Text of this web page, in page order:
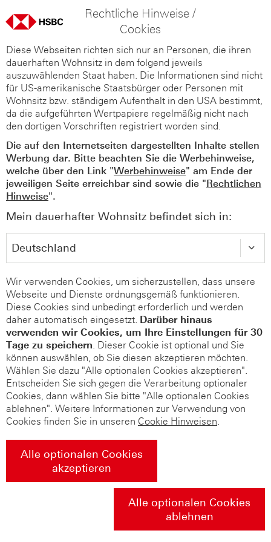
Rechtliche Hinweise /
Cookies
Diese Webseiten richten sich nur an Personen, die ihren
dauerhaften Wohnsitz in dem folgend jeweils
auszuwählenden Staat haben. Die Informationen sind nicht
für US-amerikanische Staatsbürger oder Personen mit
Wohnsitz bzw. ständigem Aufenthalt in den USA bestimmt,
da die aufgeführten Wertpapiere regelmäßig nicht nach
den dortigen Vorschriften registriert worden sind.
Die auf den Internetseiten dargestellten Inhalte stellen
Werbung dar. Bitte beachten Sie die Werbehinweise,
welche über den Link "Werbehinweise" am Ende der
jeweiligen Seite erreichbar sind sowie die "Rechtlichen
Hinweise".
Mein dauerhafter Wohnsitz befindet sich in:
Wir verwenden Cookies, um sicherzustellen, dass unsere
Webseite und Dienste ordnungsgemäß funktionieren.
Diese Cookies sind unbedingt erforderlich und werden
daher automatisch eingesetzt. Darüber hinaus
verwenden wir Cookies, um Ihre Einstellungen für 30
Tage zu speichern. Dieser Cookie ist optional und Sie
können auswählen, ob Sie diesen akzeptieren möchten.
Wählen Sie dazu "Alle optionalen Cookies akzeptieren".
Entscheiden Sie sich gegen die Verarbeitung optionaler
Cookies, dann wählen Sie bitte "Alle optionalen Cookies
ablehnen". Weitere Informationen zur Verwendung von
Cookies finden Sie in unseren Cookie Hinweisen.
Alle optionalen Cookies
akzeptieren
Alle optionalen Cookies
ablehnen